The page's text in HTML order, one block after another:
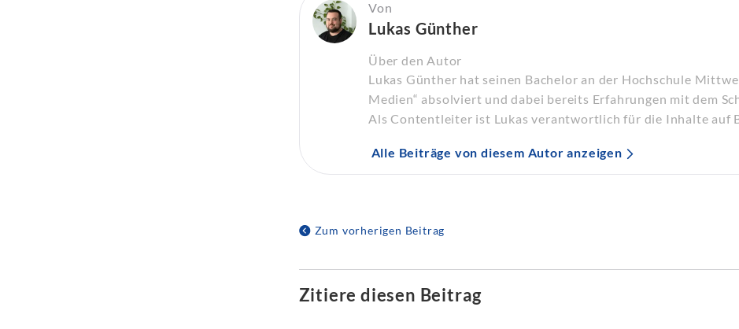
Von
Lukas Günther
Über den Autor
Lukas Günther hat seinen Bachelor an der Hochschule
Medien“ absolviert und dabei bereits Erfahrungen mit dem
Als Contentleiter ist Lukas verantwortlich für die Inhalte auf
Alle Beiträge von diesem Autor anzeigen
Zum vorherigen Beitrag
Zitiere diesen Beitrag